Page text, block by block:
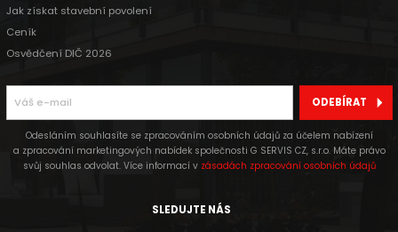
Jak získat stavební povolení
Ceník
Osvědčení DIČ 2026
ODEBÍRAT
Odesláním souhlasíte se zpracováním osobních údajů za účelem nabízení
a zpracování marketingových nabídek společnosti G SERVIS CZ, s.r.o. Máte právo
svůj souhlas odvolat. Více informací v zásadách zpracování osobních údajů
SLEDUJTE NÁS